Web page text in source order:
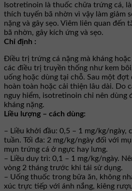
Isotretinoin là thuốc chữa trứng cá,
thích tuyến bã nhờn vì vậy làm giảm
nặng và gây sẹo. Viêm liên quan đến
bã nhờn, gây kích ứng và sẹo.
Chỉ định :
Điều trị trứng cá nặng mà kháng
các điều trị truyền thống như kem
uống hoặc dùng tại chỗ. Sau một
hoàn toàn hoặc cải thiện lâu dài. Do
nguy hiểm, isotretinoin chỉ nên dùng
kháng nặng.
Liều lượng – cách dùng:
– Liều khởi đầu: 0,5 – 1 mg/kg/ngày,
tuần. Tối đa: 2 mg/kg/ngày đối với
mụn trứng cá ở ngực hay lưng.
– Liều duy trì: 0,1 – 1 mg/kg/ngày.
vòng 2 tháng trước khi tái sử dụng.
– Uống thuốc trong bữa ăn, không
xúc trực tiếp với ánh nắng, kiêng